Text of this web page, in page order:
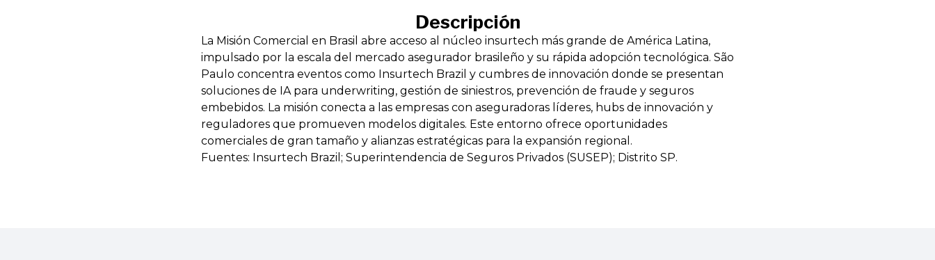
Descripción
La Misión Comercial en Brasil abre acceso al núcleo insurtech más grande de América Latina,
impulsado por la escala del mercado asegurador brasileño y su rápida adopción tecnológica. São
Paulo concentra eventos como Insurtech Brazil y cumbres de innovación donde se presentan
soluciones de IA para underwriting, gestión de siniestros, prevención de fraude y seguros
embebidos. La misión conecta a las empresas con aseguradoras líderes, hubs de innovación y
reguladores que promueven modelos digitales. Este entorno ofrece oportunidades
comerciales de gran tamaño y alianzas estratégicas para la expansión regional.
Fuentes: Insurtech Brazil; Superintendencia de Seguros Privados (SUSEP); Distrito SP.